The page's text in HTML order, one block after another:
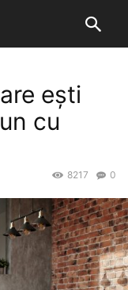
ești
cu
0
8217